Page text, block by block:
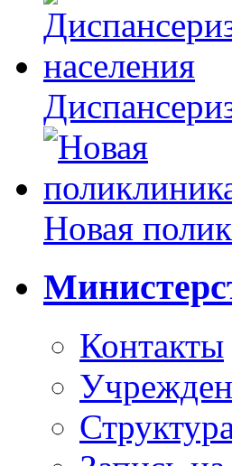
Новая
Контакты